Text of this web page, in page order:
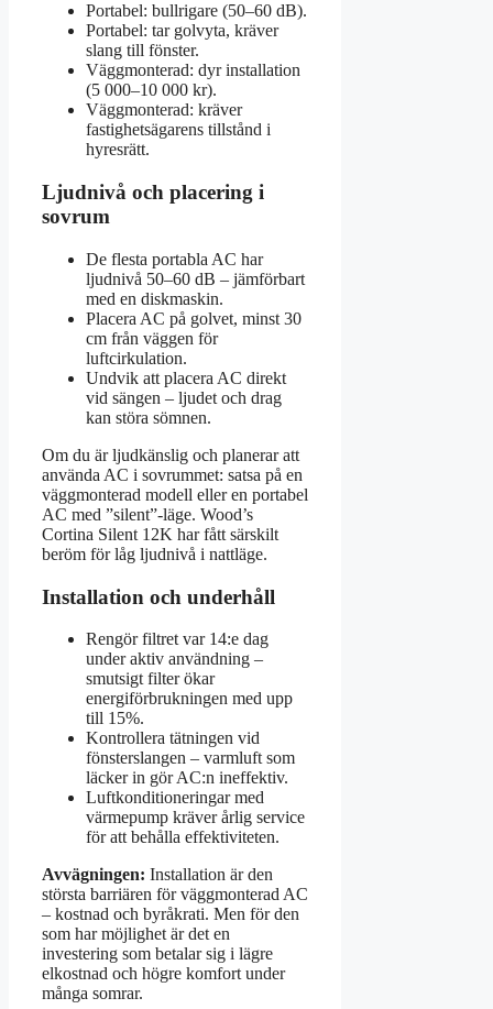
Portabel: bullrigare (50–60 dB).
Portabel: tar golvyta, kräver
slang till fönster.
Väggmonterad: dyr installation
(5 000–10 000 kr).
Väggmonterad: kräver
fastighetsägarens tillstånd i
hyresrätt.
Ljudnivå och placering i
sovrum
De flesta portabla AC har
ljudnivå 50–60 dB – jämförbart
med en diskmaskin.
Placera AC på golvet, minst 30
cm från väggen för
luftcirkulation.
Undvik att placera AC direkt
vid sängen – ljudet och drag
kan störa sömnen.
Om du är ljudkänslig och planerar att
använda AC i sovrummet: satsa på en
väggmonterad modell eller en portabel
AC med ”silent”-läge. Wood’s
Cortina Silent 12K har fått särskilt
beröm för låg ljudnivå i nattläge.
Installation och underhåll
Rengör filtret var 14:e dag
under aktiv användning –
smutsigt filter ökar
energiförbrukningen med upp
till 15%.
Kontrollera tätningen vid
fönsterslangen – varmluft som
läcker in gör AC:n ineffektiv.
Luftkonditioneringar med
värmepump kräver årlig service
för att behålla effektiviteten.
Avvägningen: Installation är den
största barriären för väggmonterad AC
– kostnad och byråkrati. Men för den
som har möjlighet är det en
investering som betalar sig i lägre
elkostnad och högre komfort under
många somrar.